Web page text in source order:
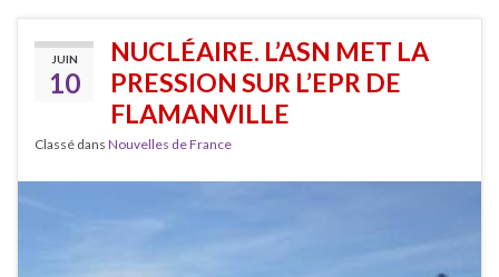
JUIN
10
NUCLÉAIRE. L’ASN MET LA
PRESSION SUR L’EPR DE
FLAMANVILLE
Classé dans Nouvelles de France